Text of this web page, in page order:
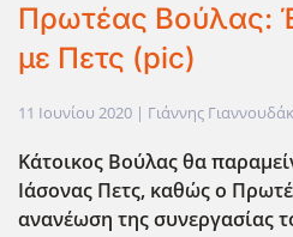
Πρωτέας Βούλας:
με Πετς (pic)
11 Ιουνίου 2020 | Γιάννης
Κάτοικος Βούλας θα
Ιάσονας Πετς, καθώς ο
ανανέωση της συνεργασίας